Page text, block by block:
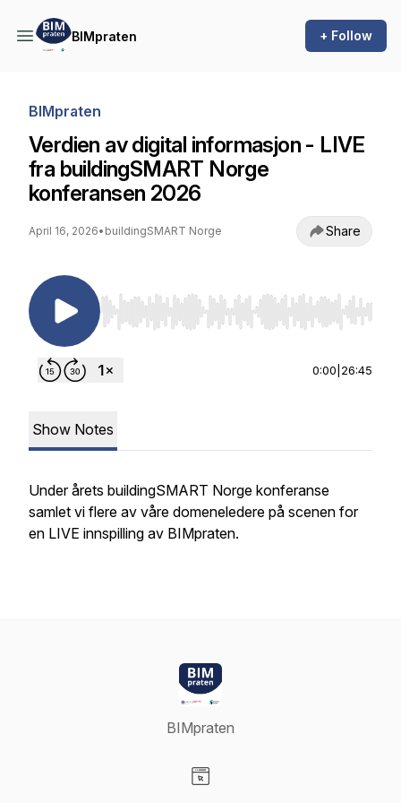
BIMpraten + Follow
BIMpraten
Verdien av digital informasjon - LIVE
fra buildingSMART Norge
konferansen 2026
April 16, 2026• buildingSMART Norge Share
Use Left/Right to seek, Home/End to jump to
0:00 26:45
Show Notes
Under årets buildingSMART Norge konferanse
samlet vi flere av våre domeneledere på scenen for
en LIVE innspilling av BIMpraten.
BIMpraten